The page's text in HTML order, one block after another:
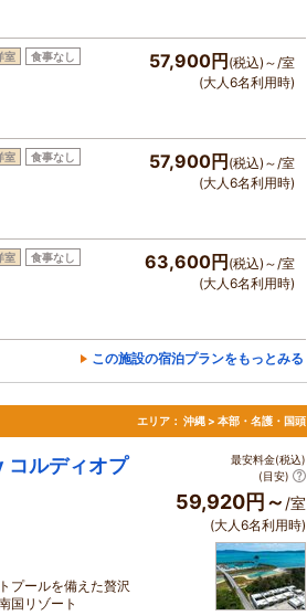
室 食事なし 57,900円 (税込)～/室
(大人6名利用時)
室 食事なし 57,900円 (税込)～/室
(大人6名利用時)
室 食事なし 63,600円 (税込)～/室
(大人6名利用時)
この施設の宿泊プランをもっとみる
エリア： 沖縄 > 本部・名護・国頭
コルディオプ
プールを備えた贅沢
国リゾート
最安料金(税込)
(目安)
59,920円～ /室
(大人6名利用時)